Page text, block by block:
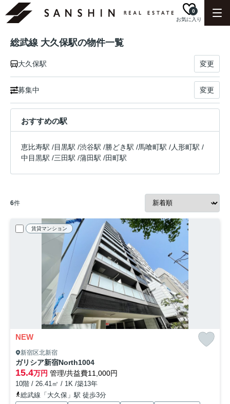
お気に入り
0
総武線 大久保駅の物件一覧
大久保駅 変更
募集中 変更
おすすめの駅
恵比寿駅 /目黒駅 /渋谷駅 /勝どき駅 /馬喰町駅 /人形町駅 /
中目黒駅 /三田駅 /蒲田駅 /田町駅
6件
賃貸マンション
NEW
新宿区北新宿
ガリシア新宿North1004
15.4万円 管理/共益費11,000円
10階 / 26.41㎡ / 1K /築13年
総武線「大久保」駅 徒歩3分